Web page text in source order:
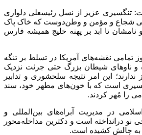
تنگسیری عزیز از نسل رئیسعلی دلواری
شجاع و مؤمن و وطن‌دوست که خاک پاک
و نامشان تا ابد بر پهنه خلیج همیشه فارس
تمامی نقشه‌های آمریکا در تسلط بر تنگه
ناوهای شیطان بزرگ حتی جرئت نزدیک
این امر نتیجه سلحشوری و تدابیر
است که با خون‌های مطهر خود، سند
را مُهر کردند.
در مدیریت آبراه‌های بین‌المللی و
نو درانداخته است و دکترین مداخله‌محور
را به چالش کشیده است.